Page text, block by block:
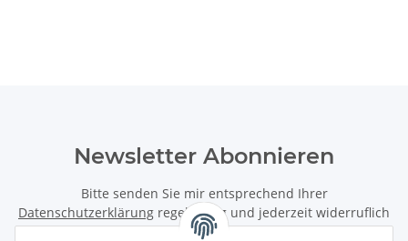
Newsletter Abonnieren
Bitte senden Sie mir entsprechend Ihrer
Datenschutzerklärung regelmäßig und jederzeit widerruflich
Informationen zu Ihrem Produktsortiment per E-Mail zu.